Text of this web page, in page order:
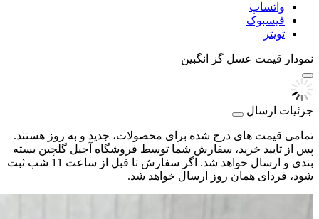
واتساپ
فیسبوک
تویتر
نمودار قیمت عسل گز انگبین
جزئیات ارسال
تمامی قیمت های درج شده برای محصولات، جدید و به روز هستند.
پس از تایید خرید، سفارش شما توسط فروشگاه آجیل گلچین بسته
بندی و ارسال خواهد شد. اگر سفارش تا قبل از ساعت 11 شب ثبت
شود، فردای همان روز ارسال خواهد شد.